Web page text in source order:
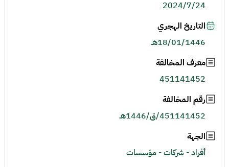
2024/7/24
التاريخ الهجري
18/01/1446هـ
معرف المخالفة
451141452
رقم المخالفة
451141452/ق/1446هـ
الجهة
أفراد - شركات - مؤسسات